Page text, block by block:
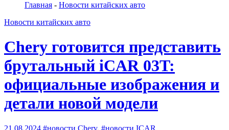
Главная - Новости китайских авто
Новости китайских авто
Chery готовится представить
брутальный iCAR 03T:
официальные изображения и
детали новой модели
21.08.2024 #новости Chery, #новости ICAR